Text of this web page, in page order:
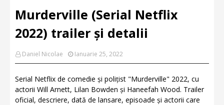
Murderville (Serial Netflix
2022) trailer și detalii
Daniel Nicolae Ianuarie 25, 2022
Serial Netflix de comedie și polițist "Murderville" 2022, cu
actorii Will Arnett, Lilan Bowden și Haneefah Wood. Trailer
oficial, descriere, dată de lansare, episoade și actorii care